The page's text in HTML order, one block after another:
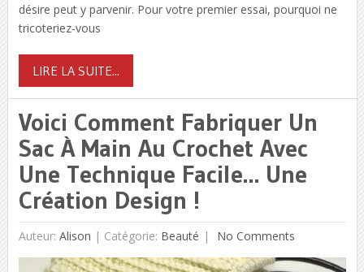
désire peut y parvenir. Pour votre premier essai, pourquoi ne
tricoteriez-vous
LIRE LA SUITE...
Voici Comment Fabriquer Un
Sac À Main Au Crochet Avec
Une Technique Facile… Une
Création Design !
Auteur: Alison | Catégorie: Beauté No Comments